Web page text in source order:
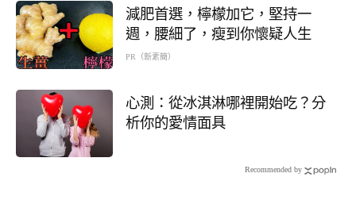
減肥首選，檸檬加它，堅持一
週，腰細了，瘦到你懷疑人生
PR（新素簡）
心測：從冰淇淋哪裡開始吃？分
析你的愛情面具
Recommended by